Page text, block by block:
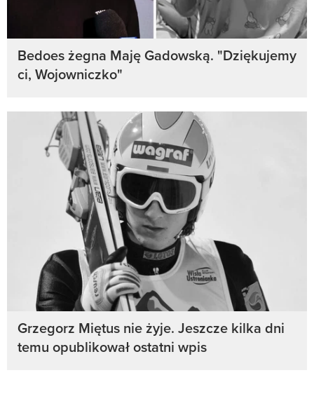
Bedoes żegna Maję Gadowską. "Dziękujemy
ci, Wojowniczko"
Grzegorz Miętus nie żyje. Jeszcze kilka dni
temu opublikował ostatni wpis